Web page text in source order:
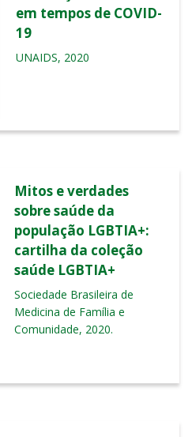
em tempos de COVID-
19
UNAIDS, 2020
Mitos e verdades
sobre saúde da
população LGBTIA+:
cartilha da coleção
saúde LGBTIA+
Sociedade Brasileira de
Medicina de Família e
Comunidade, 2020.